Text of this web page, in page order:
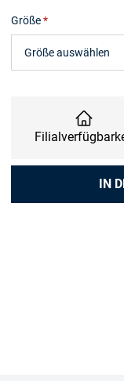
Größe
Größe auswählen
IN